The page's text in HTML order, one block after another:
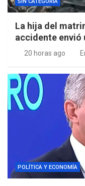
SIN CATEGORIA
La hija del
accidente envió
20 horas ago
POLÍTICA Y ECONOMÍA